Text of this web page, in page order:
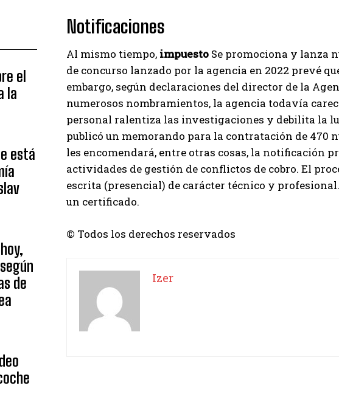
I WANT IN
I've read and accept thePrivacy Policy.
Izer
el
la
está
de
Notificaciones
Al mismo tiempo, impuesto Se promociona y lanza
de concurso lanzado por la agencia en 2022 prevé
embargo, según declaraciones del director de la
numerosos nombramientos, la agencia todavía
personal ralentiza las investigaciones y debilita la
publicó un memorando para la contratación de 470
les encomendará, entre otras cosas, la notificación
actividades de gestión de conflictos de cobro. El
escrita (presencial) de carácter técnico y
un certificado.
© Todos los derechos reservados
Izer